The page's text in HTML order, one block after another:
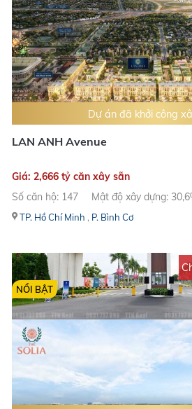
Dự án đã khởi công
LAN ANH Avenue
Giá: 2,666 tỷ căn xây sẵn
Số căn hộ: 147
Mật độ xây dựng:
TP. Hồ Chí Minh , P. Bình Cơ
NỔI BẬT